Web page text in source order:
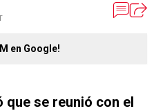
en Google!
que se reunió con el